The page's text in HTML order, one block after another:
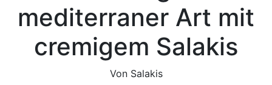
mediterraner Art mit
cremigem Salakis
Von Salakis